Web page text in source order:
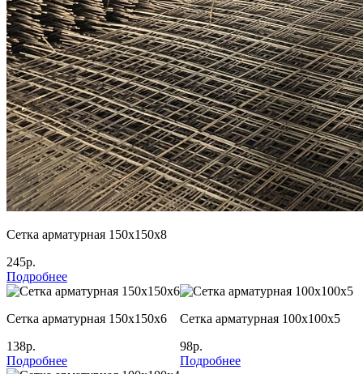
Сетка арматурная 150х150х8
245р.
Подробнее
Сетка арматурная 150х150х6
138р.
Подробнее
Сетка арматурная 100х100х5
98р.
Подробнее